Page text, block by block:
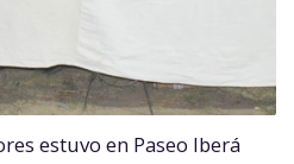
estuvo en Paseo Iberá